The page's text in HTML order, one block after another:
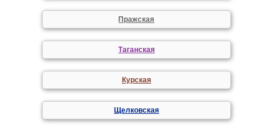
Пражская
Таганская
Курская
Щелковская